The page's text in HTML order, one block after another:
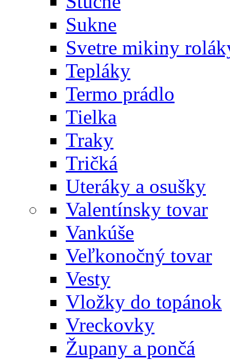
Sukne
Svetre mikiny
Tepláky
Termo prádlo
Tielka
Traky
Tričká
Uteráky a osušky
Valentínsky tovar
Vankúše
Veľkonočný tovar
Vesty
Vložky do topánok
Vreckovky
Župany a pončá